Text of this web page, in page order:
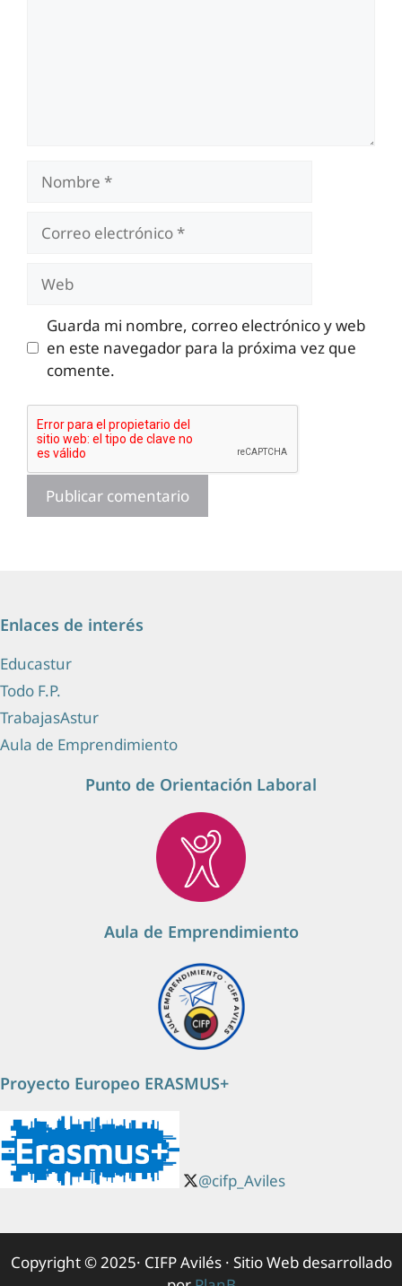
Nombre
Correo
electrónico
Guarda mi nombre, correo electrónico y web
en este navegador para la próxima vez que
comente.
Enlaces de interés
Educastur
Todo F.P.
TrabajasAstur
Aula de Emprendimiento
Punto de Orientación Laboral
Aula de Emprendimiento
Proyecto Europeo ERASMUS+
@cifp_Aviles
Copyright © 2025· CIFP Avilés · Sitio Web desarrollado